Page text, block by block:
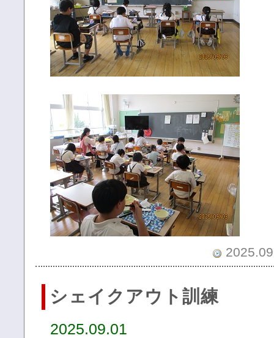
シェイクアウト訓練
2025.09.01